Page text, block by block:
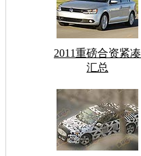
2011重磅合资紧凑
汇总